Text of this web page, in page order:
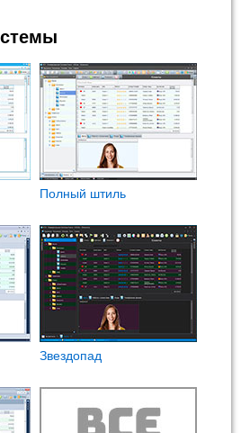
Полный штиль
Звездопад